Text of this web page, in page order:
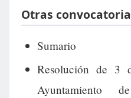
Otras
Sumario
Resolución de 3
Ayuntamiento